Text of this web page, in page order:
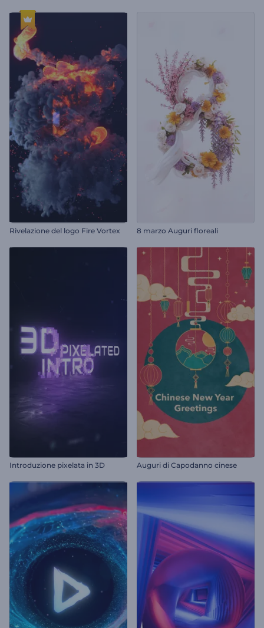
Rivelazione del logo Fire Vortex 8 marzo Auguri floreali
Introduzione pixelata in 3D Auguri di Capodanno cinese